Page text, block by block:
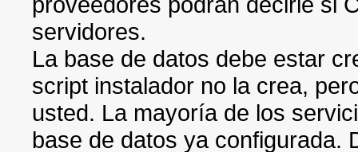
servidores.
La base de datos debe estar
script instalador no la crea,
usted. La mayoría de los
base de datos ya configurada.